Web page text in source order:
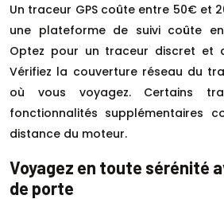
Un traceur GPS coûte entre 50€ et
une plateforme de suivi coûte
Optez pour un traceur discret et
Vérifiez la couverture réseau du
où vous voyagez. Certains
fonctionnalités supplémentaires
distance du moteur.
Voyagez en toute sérénité
de porte